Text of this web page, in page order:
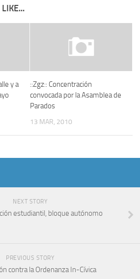
y a
::Zgz:: Concentración
convocada por la Asamblea de
Parados
13 MAR, 2010
NEXT STORY
estudiantil, bloque autónomo
PREVIOUS STORY
contra la Ordenanza In-Cívica